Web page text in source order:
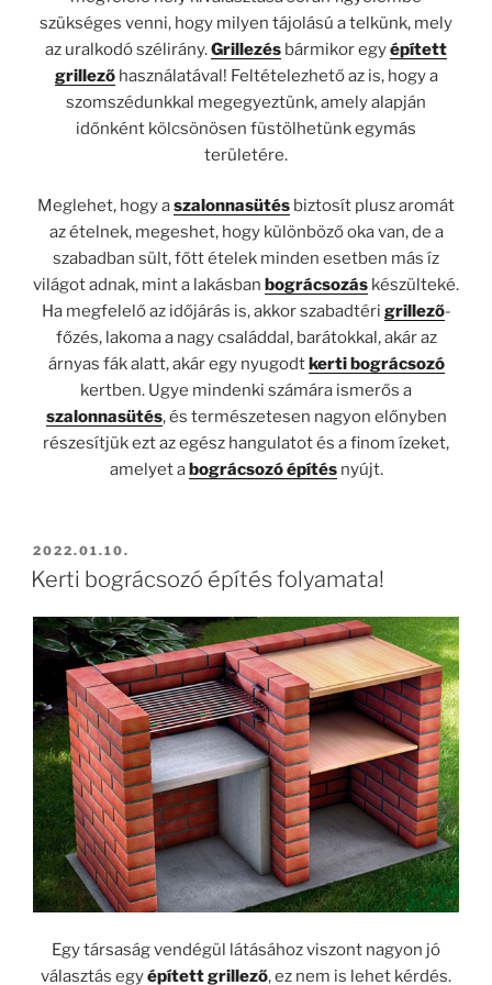
szükséges venni, hogy milyen tájolású a telkünk, mely
az uralkodó szélirány.Grillezés bármikor egyépített
grillezőhasználatával! Feltételezhető az is, hogy a
szomszédunkkal megegyeztünk, amely alapján
időnként kölcsönösen füstölhetünk egymás
területére.
Meglehet, hogy aszalonnasütés biztosít plusz aromát
az ételnek, megeshet, hogy különböző oka van, de a
szabadban sült, főtt ételek minden esetben más íz
világot adnak, mint a lakásban bográcsozás készülteké.
Ha megfelelő az időjárás is, akkor szabadtéri grillező-
főzés, lakoma a nagy családdal, barátokkal, akár az
árnyas fák alatt, akár egy nyugodt kerti bográcsozó
kertben. Ugye mindenki számára ismerős a
szalonnasütés, és természetesen nagyon előnyben
részesítjük ezt az egész hangulatot és a finom ízeket,
amelyet a bográcsozó építésnyújt.
BEKÜLDVE:
2022.01.10.
Kerti bográcsozó építés folyamata!
Egy társaság vendégül látásához viszont nagyon jó
választás egyépített grillező, ez nem is lehet kérdés.